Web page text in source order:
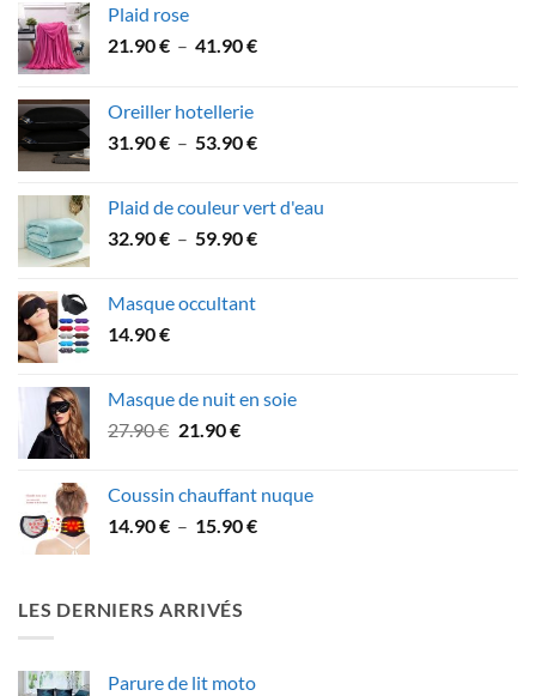
Plaid rose
21.90€ – 41.90€Plage
à
Oreiller hotellerie
31.90€ – 53.90€Plage
31.90 €
à
Plaid de couleur vert d'eau
32.90€ – 59.90€Plage
Masque occultant
14.90€
Masque de nuit en soie
27.90€ Le
était :
27.90 €.
21.90€Le
est :
21.90 €.
Coussin chauffant nuque
14.90€ – 15.90€Plage
LES DERNIERS ARRIVÉS
Parure de lit moto